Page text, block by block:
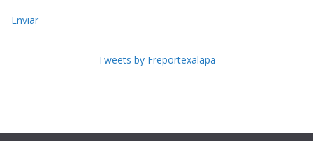
Enviar
Tweets by Freportexalapa